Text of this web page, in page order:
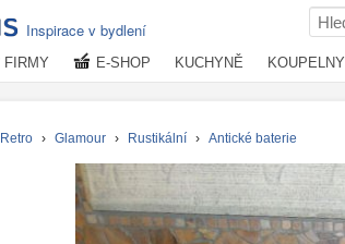
Inspirace v bydlení
FIRMY E-SHOP KUCHYNĚ KOUPELNY
Retro › Glamour › Rustikální › Antické baterie